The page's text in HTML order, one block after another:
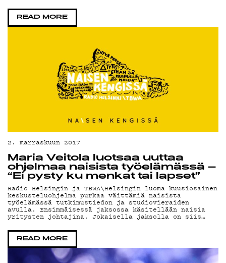
READ MORE
2. marraskuun 2017
Maria Veitola luotsaa uuttaa
ohjelmaa naisista työelämässä –
“Ei pysty ku menkat tai lapset”
Radio Helsingin ja TBWA\Helsingin luoma kuusiosainen
keskusteluohjelma purkaa väittämiä naisista
työelämässä tutkimustiedon ja studiovieraiden
avulla. Ensimmäisessä jaksossa käsitellään naisia
yritysten johtajina. Jokaisella jaksolla on siis…
READ MORE